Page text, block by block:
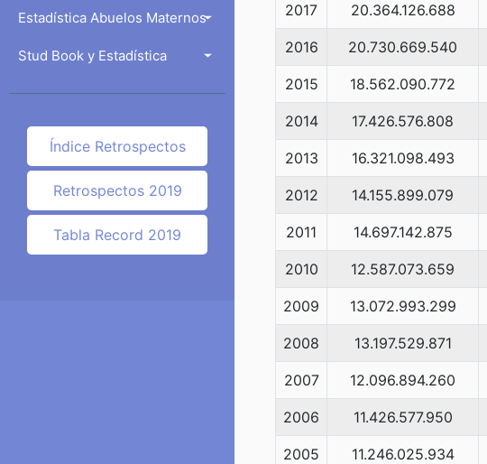
Estadística Abuelos Maternos
Stud Book y Estadística
Índice Retrospectos
Retrospectos 2019
Tabla Record 2019
2017 20.364.126.688
2016 20.730.669.540
2015 18.562.090.772
2014 17.426.576.808
2013 16.321.098.493
2012 14.155.899.079
2011 14.697.142.875
2010 12.587.073.659
2009 13.072.993.299
2008 13.197.529.871
2007 12.096.894.260
2006 11.426.577.950
2005 11.246.025.934